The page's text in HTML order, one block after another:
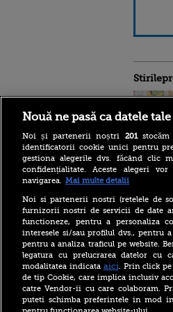
De unde
mai
de
Cu ce
cargo
lângă
cu
Leipzig
fac front
Noi
Nouă ne pasă ca datele
Noi și partenerii noștri 201stocăm
identificatorii cookie unici pentru
gestiona alegerile dvs. făcând clic
confidențialitate. Aceste alegeri
navigarea. Mai multe detalii
Noi si partenerii nostri (retelele de
furnizorii nostri de servicii de date
functioneze, pentru a personaliza
interesele si/sau profilul dvs., pentru
pentru a analiza traficul pe website.
legatura cu prelucrarea datelor cu
modalitatea indicata aici. Prin click pe
de tip Cookie, care implica inclusiv
catre Vendor-ii cu care colaboram.
puteti schimba preferintele in mod